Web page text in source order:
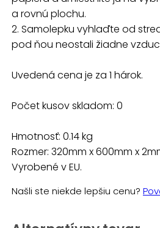
a rovnú plochu.
2. Samolepku vyhlaďte od
pod ňou neostali žiadne
Uvedená cena je za 1 hárok.
Počet kusov skladom: 0
Hmotnosť: 0.14 kg
Rozmer: 320mm x 600mm x
Vyrobené v EU.
Našli ste niekde lepšiu cenu?